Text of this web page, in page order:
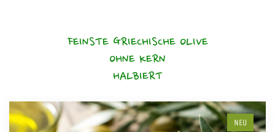
FEINSTE GRIECHISCHE OLIVE
OHNE KERN
HALBIERT
NEU